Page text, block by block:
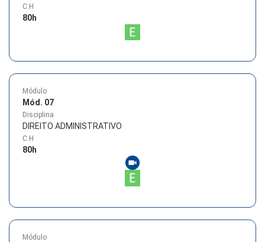
C.H
80h
Módulo
Mód. 07
Disciplina
DIREITO ADMINISTRATIVO
C.H
80h
Módulo